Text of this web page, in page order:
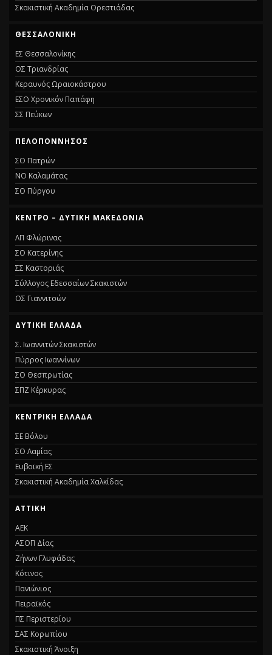
Σκακιστική Ακαδημία Ορεστιάδας
ΘΕΣΣΑΛΟΝΙΚΗ
ΕΣ Θεσσαλονίκης
ΟΣ Τριανδρίας
Κεραυνός Ωραιοκάστρου
ΕΣΟ Χρονικόν Παπάφη
ΣΣ Πεύκων
ΠΕΛΟΠΟΝΝΗΣΟΣ
ΣΟ Πατρών
ΝΟ Καλαμάτας
ΣΟ Πύργου
ΚΕΝΤΡΟ – ΔΥΤΙΚΗ ΜΑΚΕΔΟΝΙΑ
ΛΠ Φλώρινας
ΣΟ Κατερίνης
ΣΣ Καστοριάς
Σύλλογος Εδεσσαίων Σκακιστών
ΟΣ Γιαννιτσών
ΔΥΤΙΚΗ ΕΛΛΑΔΑ
Σ. Ιωαννιτών Σκακιστών
Πύρρος Ιωαννίνων
ΣΟ Θεσπρωτίας
ΣΠΖ Κέρκυρας
ΚΕΝΤΡΙΚΗ ΕΛΛΑΔΑ
ΣΕ Βόλου
ΣΟ Λαμίας
Ευβοϊκή ΕΣ
Σκακιστική Ακαδημία Χαλκίδας
ΑΤΤΙΚΗ
ΑΕΚ
ΑΣΟΠ Δίας
Ζήνων Γλυφάδας
Κότινος
Πανιώνιος
Πειραϊκός
ΠΣ Περιστερίου
ΣΑΣ Κορωπίου
Σκακιστική Άνοιξη